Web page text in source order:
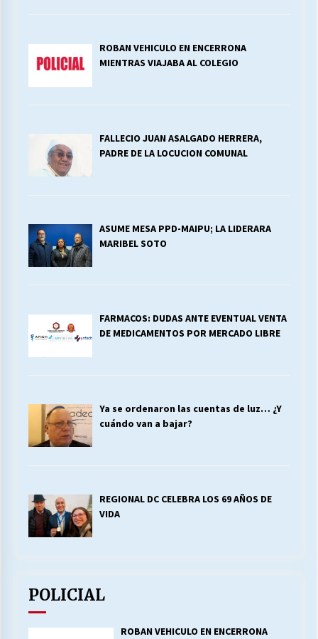
ROBAN VEHICULO EN ENCERRONA
MIENTRAS VIAJABA AL COLEGIO
FALLECIO JUAN ASALGADO HERRERA,
PADRE DE LA LOCUCION COMUNAL
ASUME MESA PPD-MAIPU; LA LIDERARA
MARIBEL SOTO
FARMACOS: DUDAS ANTE EVENTUAL VENTA
DE MEDICAMENTOS POR MERCADO LIBRE
Ya se ordenaron las cuentas de luz… ¿Y
cuándo van a bajar?
REGIONAL DC CELEBRA LOS 69 AÑOS DE
VIDA
POLICIAL
ROBAN VEHICULO EN ENCERRONA